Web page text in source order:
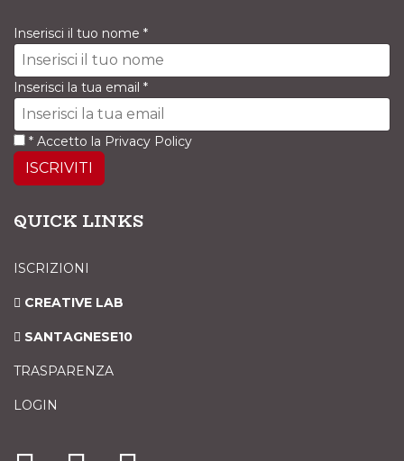
Inserisci il tuo nome *
Inserisci la tua email *
* Accetto la Privacy Policy
ISCRIVITI
QUICK LINKS
ISCRIZIONI
CREATIVE LAB
SANTAGNESE10
TRASPARENZA
LOGIN